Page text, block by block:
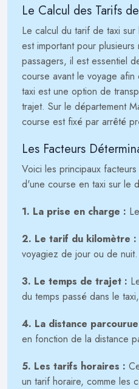
Le Calcul des Tarifs
Le calcul du tarif de taxi
est important pour plusieurs
passagers, il est essentiel
course avant le voyage
taxi est une option de
trajet. Sur le département
course est fixé par arrêté
Les Facteurs
Voici les principaux
d'une course en taxi sur le
1. La prise en charge :
2. Le tarif du kilomètre :
voyagiez de jour ou de nuit.
3. Le temps de trajet :
du temps passé dans le
4. La distance
en fonction de la distance
5. Les tarifs horaires :
un tarif horaire, comme les